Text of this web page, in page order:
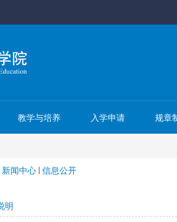
教学与培养 入学申请 规章
新闻中心 信息公开
明